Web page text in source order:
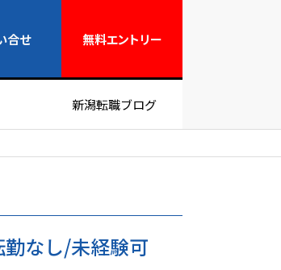
合せ 無料エントリー
新潟転職ブログ
なし/未経験可